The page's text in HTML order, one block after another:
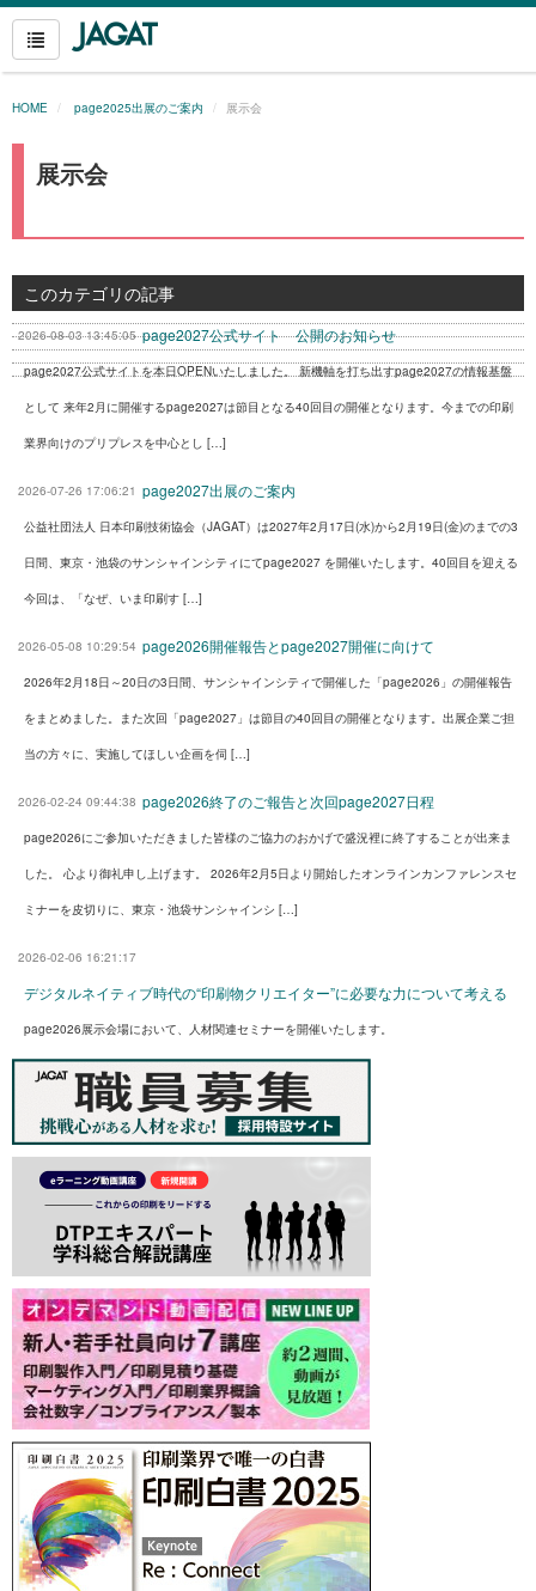
HOME page2025出展のご案内 展示会
展示会
このカテゴリの記事
2026-08-03 13:45:05 page2027公式サイト 公開のお知らせ
page2027公式サイトを本日OPENいたしました。 新機軸を打ち出すpage2027の情報基盤
として 来年2月に開催するpage2027は節目となる40回目の開催となります。今までの印刷
業界向けのプリプレスを中心とし […]
2026-07-26 17:06:21 page2027出展のご案内
公益社団法人 日本印刷技術協会（JAGAT）は2027年2月17日(水)から2月19日(金)のまでの3
日間、東京・池袋のサンシャインシティにてpage2027 を開催いたします。40回目を迎える
今回は、「なぜ、いま印刷す […]
2026-05-08 10:29:54 page2026開催報告とpage2027開催に向けて
2026年2月18日～20日の3日間、サンシャインシティで開催した「page2026」の開催報告
をまとめました。また次回「page2027」は節目の40回目の開催となります。出展企業ご担
当の方々に、実施してほしい企画を伺 […]
2026-02-24 09:44:38 page2026終了のご報告と次回page2027日程
page2026にご参加いただきました皆様のご協力のおかげで盛況裡に終了することが出来ま
した。 心より御礼申し上げます。 2026年2月5日より開始したオンラインカンファレンスセ
ミナーを皮切りに、東京・池袋サンシャインシ […]
2026-02-06 16:21:17
デジタルネイティブ時代の“印刷物クリエイター”に必要な力について考える
page2026展示会場において、人材関連セミナーを開催いたします。